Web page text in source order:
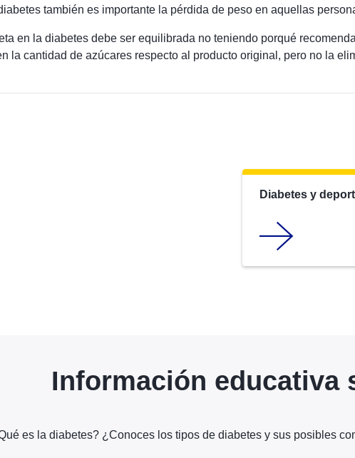
también es importante la pérdida de peso en aquellas
en la diabetes debe ser equilibrada no teniendo porqué
la cantidad de azúcares respecto al producto original, pero no la
Diabetes y
Información educativa
es la diabetes? ¿Conoces los tipos de diabetes y sus posibles